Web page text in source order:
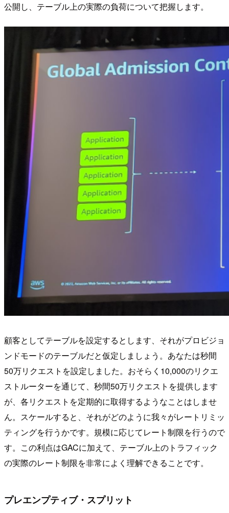
公開し、テーブル上の実際の負荷について把握します。
顧客としてテーブルを設定するとします、それがプロビジョ
ンドモードのテーブルだと仮定しましょう。あなたは秒間
50万リクエストを設定しました。おそらく10,000のリクエ
ストルーターを通じて、秒間50万リクエストを提供します
が、各リクエストを定期的に取得するようなことはしませ
ん。スケールすると、それがどのように我々がレートリミッ
ティングを行うかです。規模に応じてレート制限を行うので
す。この利点はGACに加えて、テーブル上のトラフィック
の実際のレート制限を非常によく理解できることです。
プレエンプティブ・スプリット